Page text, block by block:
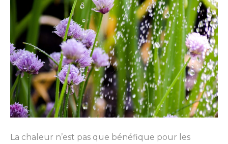
La chaleur n’est pas que bénéfique pour les